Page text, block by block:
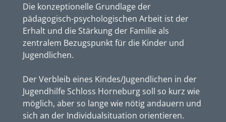
Die konzeptionelle Grundlage der
pädagogisch-psychologischen Arbeit ist der
Erhalt und die Stärkung der Familie als
zentralem Bezugspunkt für die Kinder und
Jugendlichen.
Der Verbleib eines Kindes/Jugendlichen in der
Jugendhilfe Schloss Horneburg soll so kurz wie
möglich, aber so lange wie nötig andauern und
sich an der Individualsituation orientieren.